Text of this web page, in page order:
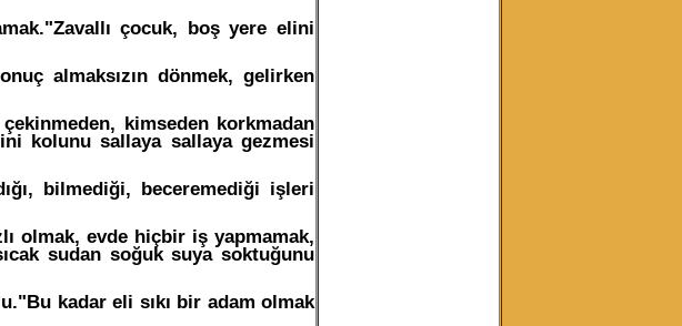
çocuk, boş yere elini
almaksızın dönmek, gelirken
çekinmeden, kimseden korkmadan
kolunu sallaya sallaya gezmesi
bilmediği, beceremediği işleri
olmak, evde hiçbir iş yapmamak,
sudan soğuk suya soktuğunu
kadar eli sıkı bir adam olmak